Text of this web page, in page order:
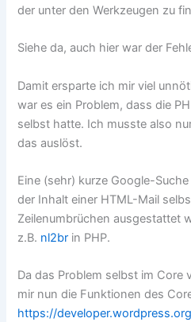
der unter den Werkzeugen zu
Siehe da, auch hier war der
Damit ersparte ich mir viel
war es ein Problem, dass die
selbst hatte. Ich musste also
das auslöst.
Eine (sehr) kurze Google-
der Inhalt einer HTML-Mail
Zeilenumbrüchen ausgestattet
z.B. nl2br in PHP.
Da das Problem selbst im Core
mir nun die Funktionen des
https://